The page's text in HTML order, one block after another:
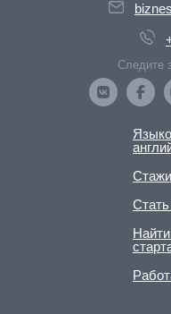
Следите